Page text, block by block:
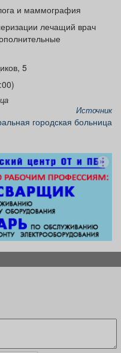
и маммография
лечащий врач
5
Источник
городская больница